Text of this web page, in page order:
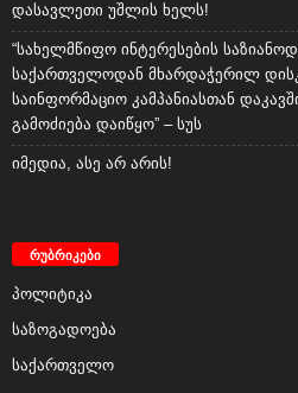
დასავლეთი უშლის ხელს!
“სახელმწიფო ინტერესების
საქართველოდან მხარდაჭერილ
საინფორმაციო კამპანიასთან
გამოძიება დაიწყო” – სუს
იმედია, ასე არ არის!
რუბრიკები
პოლიტიკა
საზოგადოება
საქართველო